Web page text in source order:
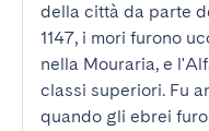
della città da parte
1147, i mori furono
nella Mouraria, e
classi superiori. Fu
quando gli ebrei